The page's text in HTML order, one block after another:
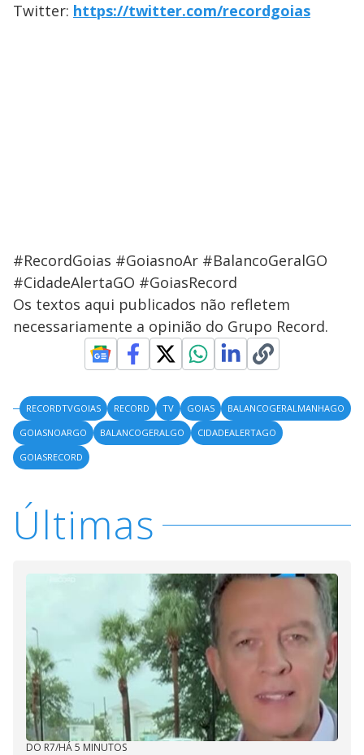
Twitter: https://twitter.com/recordgoias
#RecordGoias #GoiasnoAr #BalancoGeralGO
#CidadeAlertaGO #GoiasRecord
Os textos aqui publicados não refletem
necessariamente a opinião do Grupo Record.
RECORDTVGOIAS RECORD TV GOIAS
BALANCOGERALMANHAGO
GOIASNOARGO
BALANCOGERALGO
CIDADEALERTAGO
GOIASRECORD
Últimas
DO R7/HÁ 5 MINUTOS